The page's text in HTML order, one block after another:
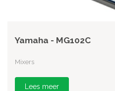
Yamaha - MG102C
Mixers
Lees meer